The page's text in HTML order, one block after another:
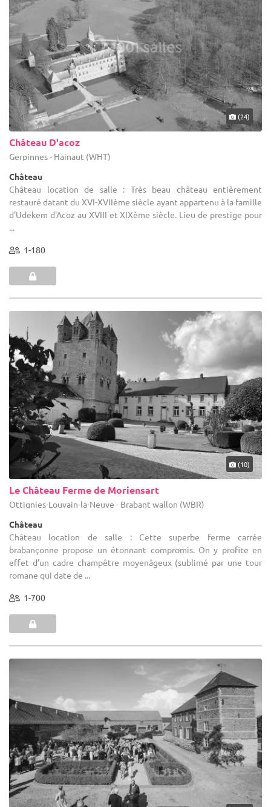
(24)
Château D'acoz
Gerpinnes - Hainaut (WHT)
Château
Château location de salle : Très beau château entièrement
restauré datant du XVI-XVIIème siècle ayant appartenu à la famille
d'Udekem d'Acoz au XVIII et XIXème siècle. Lieu de prestige pour
...
1-180
(10)
Le Château Ferme de Moriensart
Ottignies-Louvain-la-Neuve - Brabant wallon (WBR)
Château
Château location de salle : Cette superbe ferme carrée
brabançonne propose un étonnant compromis. On y profite en
effet d’un cadre champêtre moyenâgeux (sublimé par une tour
romane qui date de ...
1-700